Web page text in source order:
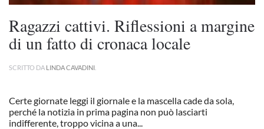
Ragazzi cattivi. Riflessioni a margine
di un fatto di cronaca locale
SCRITTO DA LINDA CAVADINI
Certe giornate leggi il giornale e la mascella cade da sola,
perché la notizia in prima pagina non può lasciarti
indifferente, troppo vicina a una...